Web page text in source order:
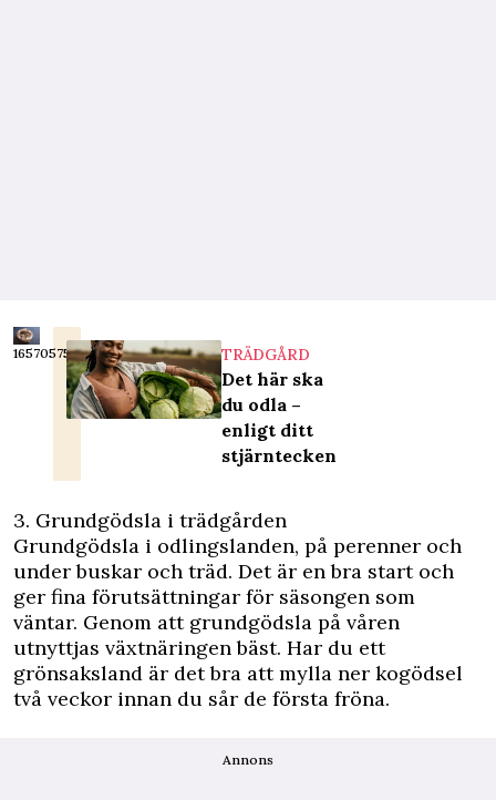
1657057510AB-7272 TRÄDGÅRD
Det här ska
du odla –
enligt ditt
stjärntecken
3. Grundgödsla i trädgården
Grundgödsla i odlingslanden, på perenner och
under buskar och träd. Det är en bra start och
ger fina förutsättningar för säsongen som
väntar. Genom att grundgödsla på våren
utnyttjas växtnäringen bäst. Har du ett
grönsaksland är det bra att mylla ner kogödsel
två veckor innan du sår de första fröna.
Annons